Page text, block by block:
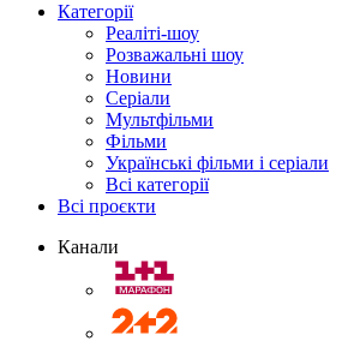
Категорії
Реаліті-шоу
Розважальні шоу
Новини
Серіали
Мультфільми
Фільми
Українські фільми і серіали
Всі категорії
Всі проєкти
Канали